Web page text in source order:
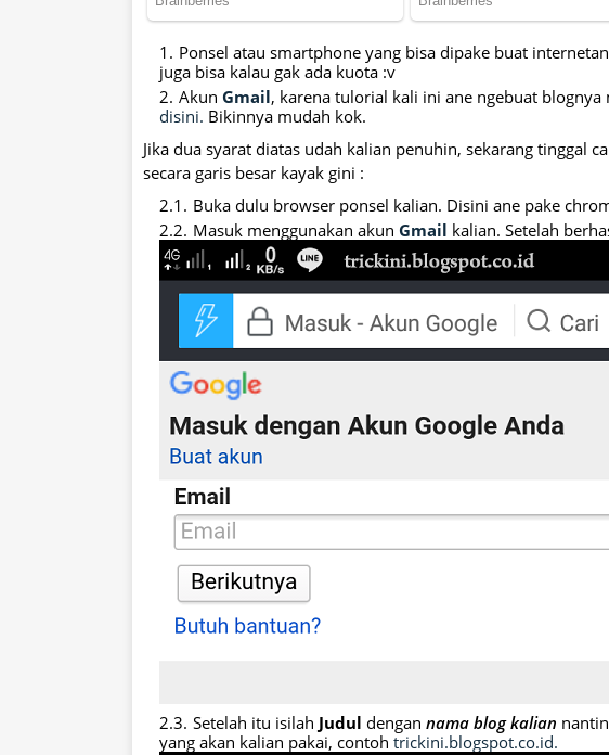
Ponsel atau smartphone yang bisa dipake buat
juga bisa kalau gak ada kuota :v
Akun Gmail, karena tulorial kali ini ane ngebuat blognya
disini. Bikinnya mudah kok.
Jika dua syarat diatas udah kalian penuhin, sekarang tinggal
secara garis besar kayak gini :
Buka dulu browser ponsel kalian. Disini ane pake
Masuk menggunakan akun Gmail kalian. Setelah
Setelah itu isilah Judul dengan nama blog kalian
yang akan kalian pakai, contoh trickini.blogspot.co.id.